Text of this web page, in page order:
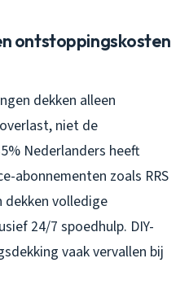
ontstoppingskosten
dekken alleen
niet de
Nederlanders heeft
abonnementen zoals RRS
dekken volledige
24/7 spoedhulp. DIY-
vaak vervallen bij